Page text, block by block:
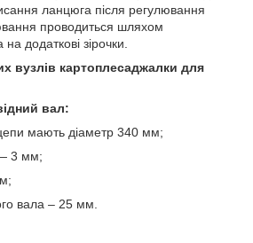
ланцюга після регулювання
проводиться шляхом
додаткові зірочки.
вузлів картоплесаджалки для
вал:
мають діаметр 340 мм;
3 мм;
вала – 25 мм.